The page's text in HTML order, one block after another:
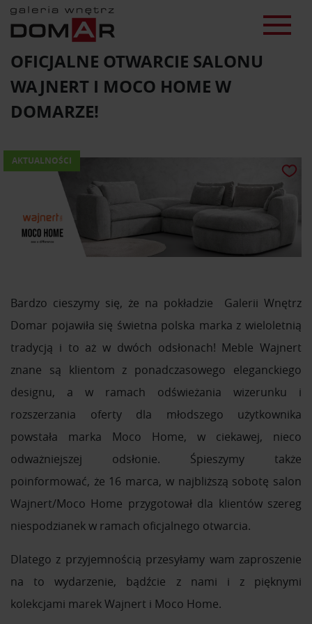
OFICJALNE OTWARCIE SALONU
WAJNERT I MOCO HOME W
DOMARZE!
AKTUALNOŚCI
Bardzo cieszymy się, że na pokładzie Galerii Wnętrz
Domar pojawiła się świetna polska marka z wieloletnią
tradycją i to aż w dwóch odsłonach! Meble Wajnert
znane są klientom z ponadczasowego eleganckiego
designu, a w ramach odświeżania wizerunku i
rozszerzania oferty dla młodszego użytkownika
powstała marka Moco Home, w ciekawej, nieco
odważniejszej odsłonie. Śpieszymy także
poinformować, że 16 marca, w najbliższą sobotę salon
Wajnert/Moco Home przygotował dla klientów szereg
niespodzianek w ramach oficjalnego otwarcia.
Dlatego z przyjemnością przesyłamy wam zaproszenie
na to wydarzenie, bądźcie z nami i z pięknymi
kolekcjami marek Wajnert i Moco Home.